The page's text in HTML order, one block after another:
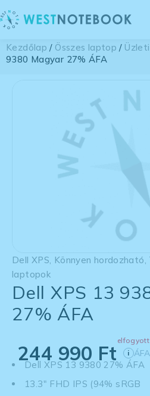
Kezdőlap / Összes laptop /
9380 Magyar 27% ÁFA
Dell XPS Könnyen hordozható
laptopok
Dell XPS 13
27% ÁFA
elfogyott
244 990 Ft i ÁFA
Dell XPS 13 9380 27% ÁFA
13.3" FHD IPS (94% sRGB